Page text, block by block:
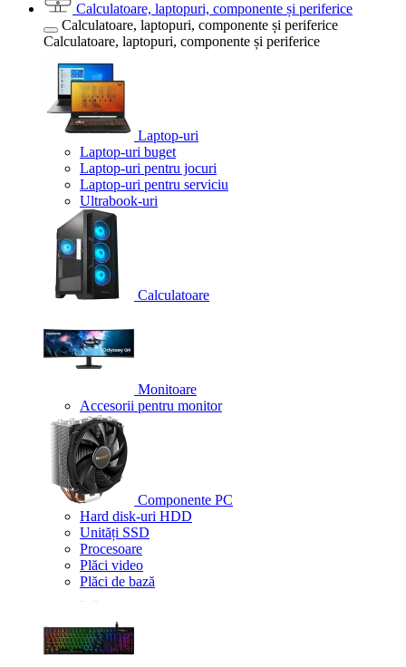
Calculatoare, laptopuri, componente și periferice
Calculatoare, laptopuri, componente și periferice
Calculatoare, laptopuri, componente și periferice
Laptop-uri
Laptop-uri buget
Laptop-uri pentru jocuri
Laptop-uri pentru serviciu
Ultrabook-uri
Calculatoare
Monitoare
Accesorii pentru monitor
Componente PC
Hard disk-uri HDD
Unități SSD
Procesoare
Plăci video
Plăci de bază